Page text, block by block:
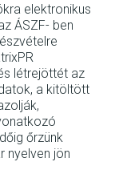
elektronikus
ÁSZF- ben
létrejöttét az
a kitöltött
őrzünk
nyelven jön